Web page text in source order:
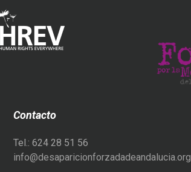
Contacto
Tel.: 624 28 51 56
info@desaparicionforzadadeandalucia.org